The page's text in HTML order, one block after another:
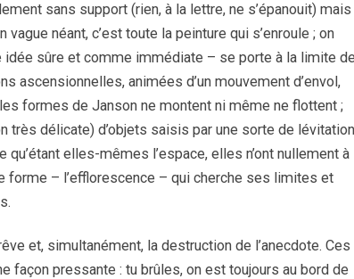
sans support (rien, à la lettre, ne s’épanouit) mais
néant, c’est toute la peinture qui s’enroule ; on
sûre et comme immédiate – se porte à la limite de
ascensionnelles, animées d’un mouvement d’envol,
formes de Janson ne montent ni même ne flottent ;
délicate) d’objets saisis par une sorte de
elles-mêmes l’espace, elles n’ont nullement à
forme – l’efflorescence – qui cherche ses limites et
et, simultanément, la destruction de l’anecdote. Ces
façon pressante : tu brûles, on est toujours au bord de